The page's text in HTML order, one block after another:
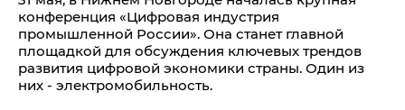
конференция «Цифровая индустрия
промышленной России». Она станет главной
площадкой для обсуждения ключевых трендов
развития цифровой экономики страны. Один из
них - электромобильность.